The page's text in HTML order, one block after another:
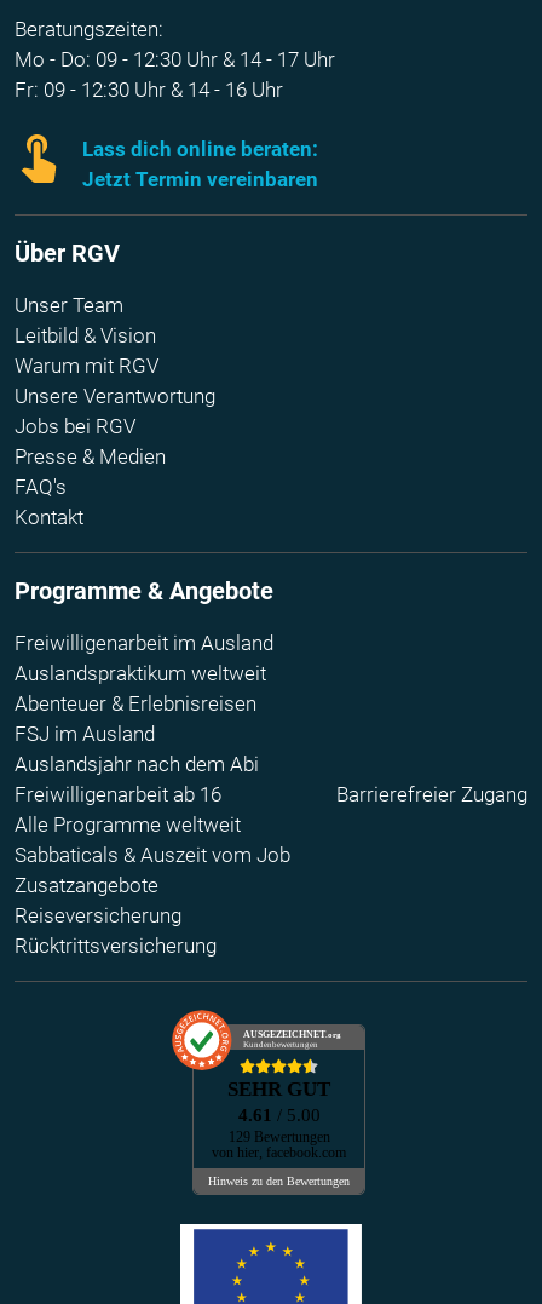
Beratungszeiten:
Mo - Do: 09 - 12:30 Uhr & 14 - 17 Uhr
Fr: 09 - 12:30 Uhr & 14 - 16 Uhr
Lass dich online beraten:
Jetzt Termin vereinbaren
Über RGV
Unser Team
Leitbild & Vision
Warum mit RGV
Unsere Verantwortung
Jobs bei RGV
Presse & Medien
FAQ's
Kontakt
Programme & Angebote
Freiwilligenarbeit im Ausland
Auslandspraktikum weltweit
Abenteuer & Erlebnisreisen
FSJ im Ausland
Auslandsjahr nach dem Abi
Freiwilligenarbeit ab 16
Alle Programme weltweit
Sabbaticals & Auszeit vom Job
Zusatzangebote
Reiseversicherung
Rücktrittsversicherung
Barrierefreier Zugang
AUSGEZEICHNET.org
Kundenbewertungen
SEHR GUT
4.61 / 5.00
129 Bewertungen
von hier, facebook.com
Hinweis zu den Bewertungen